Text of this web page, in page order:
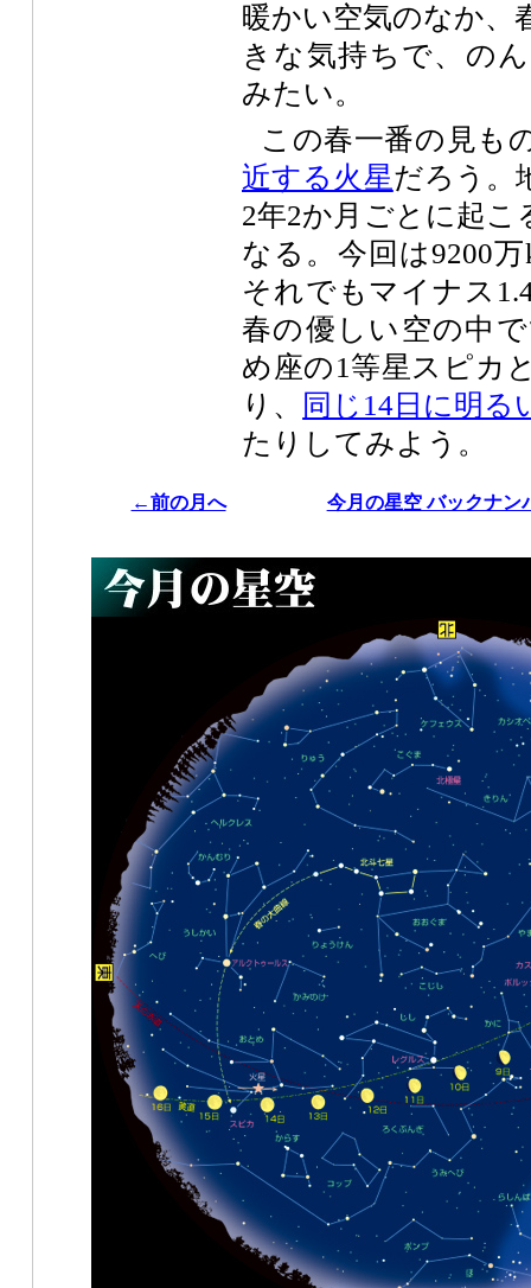
暖かい空気のなか、
きな気持ちで、の
みたい。
この春一番の見も
近する火星だろう。
2年2か月ごとに起こ
なる。今回は9200
それでもマイナス
春の優しい空の中
め座の1等星スピカ
り、
同じ14日に明る
たりしてみよう。
←前の月へ 今月の星空 バックナン